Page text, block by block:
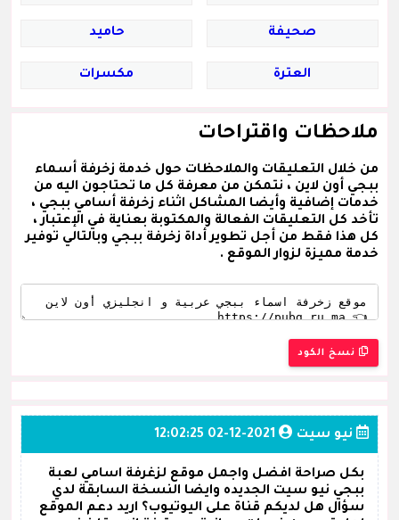
صحيفة حاميد
العترة مكسرات
ملاحظات واقتراحات
من خلال التعليقات والملاحظات حول خدمة زخرفة أسماء
ببجي أون لاين ، نتمكن من معرفة كل ما تحتاجون اليه من
خدمات إضافية وأيضا المشاكل اثناء زخرفة أسامي ببجي ،
تأخد كل التعليقات الفعالة والمكتوبة بعناية في الإعتبار ،
كل هذا فقط من أجل تطوير أداة زخرفة ببجي وبالتالي توفير
خدمة مميزة لزوار الموقع .
نسخ الكود
نيو سيت 2021-12-02 12:02:25
بكل صراحة افضل واجمل موقع لزغرفة اسامي لعبة
ببجي نيو سيت الجديده وايضا النسخة السابقة لدي
سؤال هل لديكم قناة على اليوتيوب؟ اريد دعم الموقع